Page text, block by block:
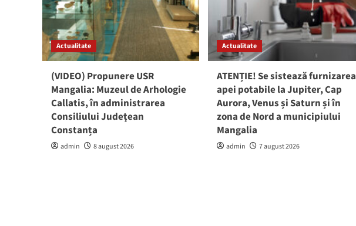
Actualitate
(VIDEO) Propunere USR
Mangalia: Muzeul de Arhologie
Callatis, în administrarea
Consiliului Județean
Constanța
admin 8 august 2026
Actualitate
ATENȚIE! Se sistează furnizarea
apei potabile la Jupiter, Cap
Aurora, Venus și Saturn și în
zona de Nord a municipiului
Mangalia
admin 7 august 2026